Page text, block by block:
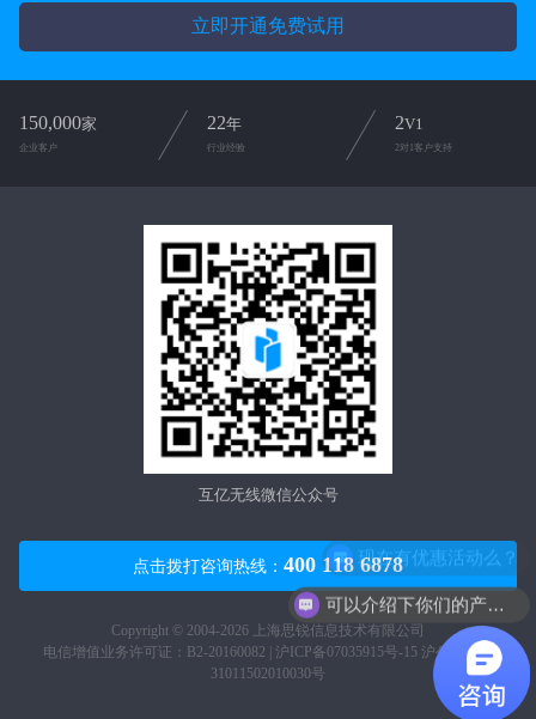
立即开通免费试用
150,000家
企业客户
22年
行业经验
2V1
2对1客户支持
互亿无线微信公众号
点击拨打咨询热线： 400 118 6878
Copyright © 2004-2026 上海思锐信息技术有限公司
电信增值业务许可证：B2-20160082 | 沪ICP备07035915号-15 沪公网安备
31011502010030号
可以介绍下你们的产品么？